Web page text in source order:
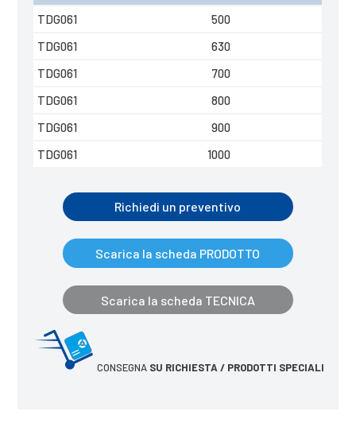
TDG061
500
TDG061
630
TDG061
700
TDG061
800
TDG061
900
TDG061
1000
Richiedi un preventivo
Scarica la scheda PRODOTTO
Scarica la scheda TECNICA
CONSEGNA SU RICHIESTA / PRODOTTI SPECIALI